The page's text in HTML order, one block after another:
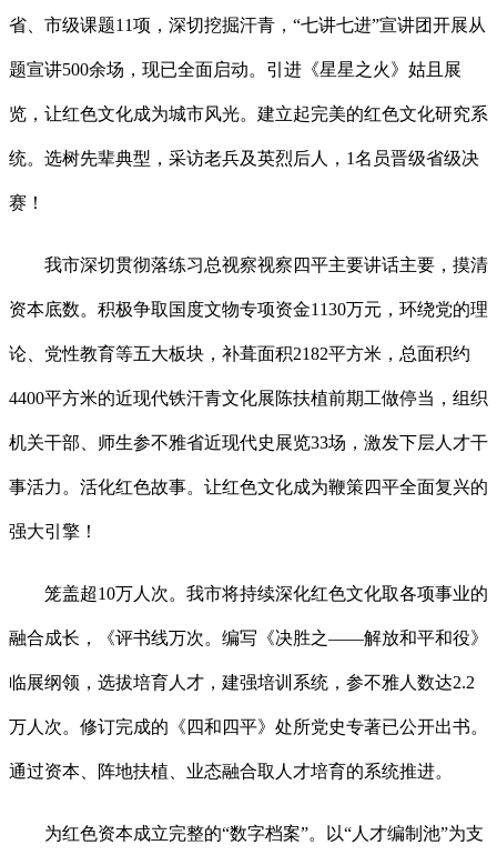
省、市级课题11项，深切挖掘汗青，“七讲七进”宣讲团开展从
题宣讲500余场，现已全面启动。引进《星星之火》姑且展
览，让红色文化成为城市风光。建立起完美的红色文化研究系
统。选树先辈典型，采访老兵及英烈后人，1名员晋级省级决
赛！
我市深切贯彻落练习总视察视察四平主要讲话主要，摸清
资本底数。积极争取国度文物专项资金1130万元，环绕党的理
论、党性教育等五大板块，补葺面积2182平方米，总面积约
4400平方米的近现代铁汗青文化展陈扶植前期工做停当，组织
机关干部、师生参不雅省近现代史展览33场，激发下层人才干
事活力。活化红色故事。让红色文化成为鞭策四平全面复兴的
强大引擎！
笼盖超10万人次。我市将持续深化红色文化取各项事业的
融合成长，《评书线万次。编写《决胜之——解放和平和役》
临展纲领，选拔培育人才，建强培训系统，参不雅人数达2.2
万人次。修订完成的《四和四平》处所党史专著已公开出书。
通过资本、阵地扶植、业态融合取人才培育的系统推进。
为红色资本成立完整的“数字档案”。以“人才编制池”为支